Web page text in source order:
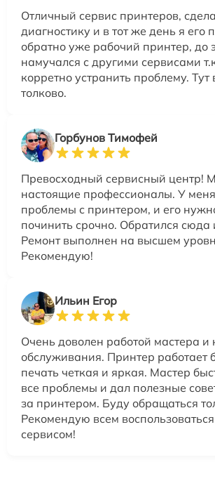
Отличный сервис принтеров,
диагностику и в тот же день я его
обратно уже рабочий принтер, до
намучался с другими сервисами
корретно устранить проблему. Тут
толково.
Горбунов Тимофей
Превосходный сервисный центр!
настоящие профессионалы. У
проблемы с принтером, и его
починить срочно. Обратился сюда
Ремонт выполнен на высшем
Рекомендую!
Ильин Егор
Очень доволен работой мастера и
обслуживания. Принтер работает
печать четкая и яркая. Мастер
все проблемы и дал полезные
за принтером. Буду обращаться
Рекомендую всем
сервисом!